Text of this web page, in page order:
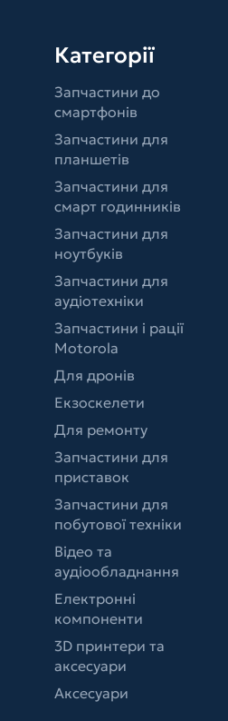
Категорії
Запчастини до
смартфонів
Запчастини для
планшетів
Запчастини для
смарт годинників
Запчастини для
ноутбуків
Запчастини для
аудіотехніки
Запчастини і рації
Motorola
Для дронів
Екзоскелети
Для ремонту
Запчастини для
приставок
Запчастини для
побутової техніки
Відео та
аудіообладнання
Електронні
компоненти
3D принтери та
аксесуари
Аксесуари